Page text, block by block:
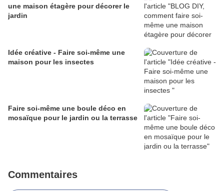
une maison étagère pour décorer le
jardin
Idée créative - Faire soi-même une
maison pour les insectes
Faire soi-même une boule déco en
mosaïque pour le jardin ou la terrasse
Commentaires